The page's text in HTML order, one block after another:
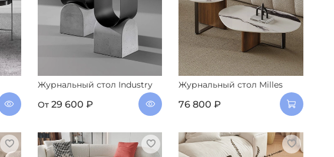
Журнальный стол Industry
От 29 600 ₽
Журнальный стол Milles
76 800 ₽